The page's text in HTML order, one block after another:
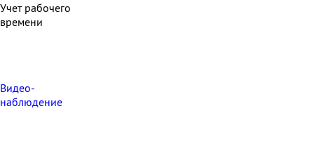
Учет рабочего
времени
Видео‑
наблюдение